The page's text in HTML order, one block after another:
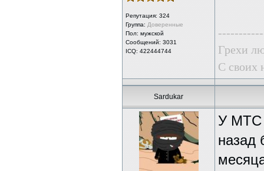
Репутация: 324
Группа: Доверенные
Пол: мужской
Сообщений: 3031
ICQ: 422444744
Грехи
С своих
Sardukar
У МТС
назад